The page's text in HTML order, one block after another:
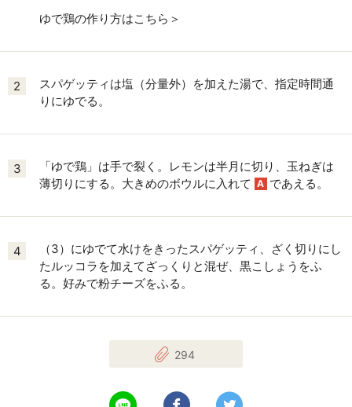
ゆで鶏の作り方はこちら＞
2
スパゲッティは塩（分量外）を加えた湯で、指定時間通
りにゆでる。
3
「ゆで鶏」は手で裂く。レモンは半月に切り、玉ねぎは
薄切りにする。大きめのボウルに入れて
A であえる。
4
（3）にゆでて水けをきったスパゲッティ、ざく切りにし
たルッコラを加えてざっくりと混ぜ、黒こしょうをふ
る。好みで粉チーズをふる。
294
LINEで送る Facebookでシェアする